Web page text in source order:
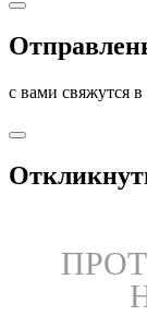
с вами свяжутся
Отправляя